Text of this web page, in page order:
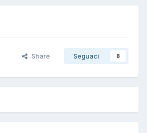
Share Seguaci 8